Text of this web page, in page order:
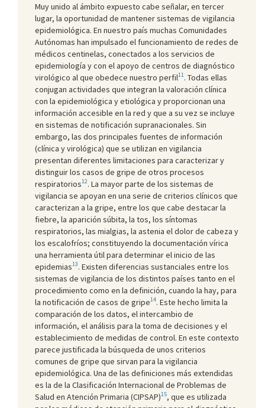
Muy unido al ámbito expuesto cabe señalar, en tercer
lugar, la oportunidad de mantener sistemas de vigilancia
epidemiológica. En nuestro país muchas Comunidades
Autónomas han impulsado el funcionamiento de redes de
médicos centinelas, conectados a los servicios de
epidemiología y con el apoyo de centros de diagnóstico
virológico al que obedece nuestro perfil11. Todas ellas
conjugan actividades que integran la valoración clínica
con la epidemiológica y etiológica y proporcionan una
información accesible en la red y que a su vez se incluye
en sistemas de notificación supranacionales. Sin
embargo, las dos principales fuentes de información
(clínica y virológica) que se utilizan en vigilancia
presentan diferentes limitaciones para caracterizar y
distinguir los casos de gripe de otros procesos
respiratorios12. La mayor parte de los sistemas de
vigilancia se apoyan en una serie de criterios clínicos que
caracterizan a la gripe, entre los que cabe destacar la
fiebre, la aparición súbita, la tos, los síntomas
respiratorios, las mialgias, la astenia el dolor de cabeza y
los escalofríos; constituyendo la documentación vírica
una herramienta útil para determinar el inicio de las
epidemias13. Existen diferencias sustanciales entre los
sistemas de vigilancia de los distintos países tanto en el
procedimiento como en la definición, cuando la hay, para
la notificación de casos de gripe14. Este hecho limita la
comparación de los datos, el intercambio de
información, el análisis para la toma de decisiones y el
establecimiento de medidas de control. En este contexto
parece justificada la búsqueda de unos criterios
comunes de gripe que sirvan para la vigilancia
epidemiológica. Una de las definiciones más extendidas
es la de la Clasificación Internacional de Problemas de
Salud en Atención Primaria (CIPSAP)15, que es utilizada